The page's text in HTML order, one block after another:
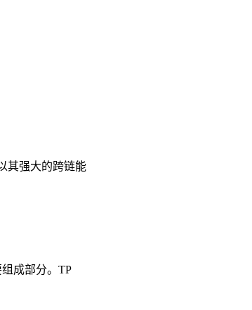
其强大的跨链能
成部分。TP